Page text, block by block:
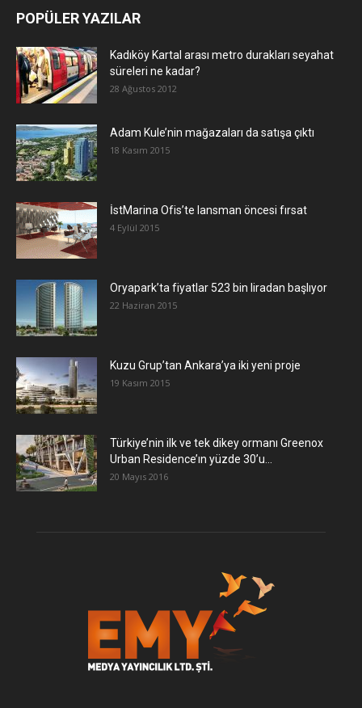
POPÜLER YAZILAR
Kadıköy Kartal arası metro durakları seyahat
süreleri ne kadar?
28 Ağustos 2012
Adam Kule’nin mağazaları da satışa çıktı
18 Kasım 2015
İstMarina Ofis’te lansman öncesi fırsat
4 Eylül 2015
Oryapark’ta fiyatlar 523 bin liradan başlıyor
22 Haziran 2015
​Kuzu Grup’tan Ankara’ya iki yeni proje
19 Kasım 2015
Türkiye’nin ilk ve tek dikey ormanı Greenox
Urban Residence’ın yüzde 30’u...
20 Mayıs 2016